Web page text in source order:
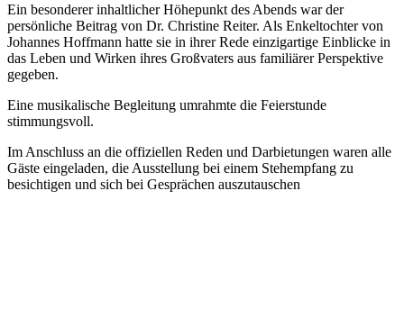
Ein besonderer inhaltlicher Höhepunkt des Abends war der
persönliche Beitrag von Dr. Christine Reiter. Als Enkeltochter von
Johannes Hoffmann hatte sie in ihrer Rede einzigartige Einblicke in
das Leben und Wirken ihres Großvaters aus familiärer Perspektive
gegeben.
Eine musikalische Begleitung umrahmte die Feierstunde
stimmungsvoll.
Im Anschluss an die offiziellen Reden und Darbietungen waren alle
Gäste eingeladen, die Ausstellung bei einem Stehempfang zu
besichtigen und sich bei Gesprächen auszutauschen